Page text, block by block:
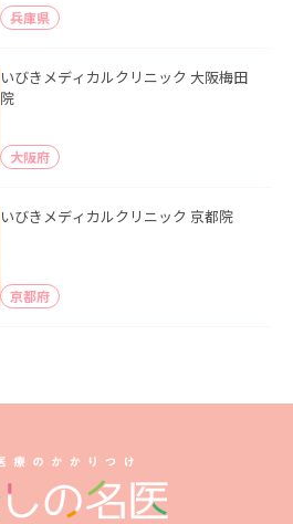
兵庫県
いびきメディカルクリニック 大阪梅田
院
大阪府
いびきメディカルクリニック 京都院
京都府